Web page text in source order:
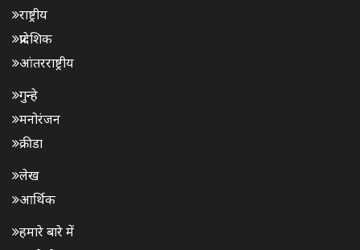
राष्ट्रीय
प्रादेशिक
आंतरराष्ट्रीय
गुन्हे
मनोरंजन
क्रीडा
लेख
आर्थिक
हमारे बारे में